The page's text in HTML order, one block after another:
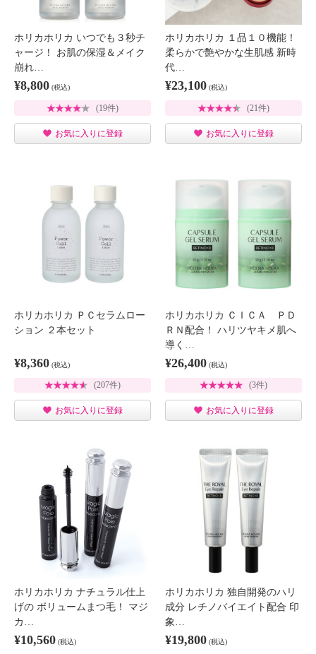
ホリカホリカ いつでも３秒チ
ャージ！ お肌の保湿＆メイク
崩れ…
¥8,800 (税込)
(19件)
お気に入りに登録
ホリカホリカ １品１０機能！
柔らかで艶やかな生肌感 新時
代…
¥23,100 (税込)
(21件)
お気に入りに登録
ホリカホリカ ＰＣセラムロー
ション ２本セット
¥8,360 (税込)
(207件)
お気に入りに登録
ホリカホリカ ＣＩＣＡ ＰＤ
ＲＮ配合！ ハリツヤキメ肌へ
導く…
¥26,400 (税込)
(3件)
お気に入りに登録
ホリカホリカ ナチュラル仕上
げの ボリュームまつ毛！ マジ
カ…
¥10,560 (税込)
ホリカホリカ 独自開発のハリ
成分 レチノバイエイト配合 印
象…
¥19,800 (税込)